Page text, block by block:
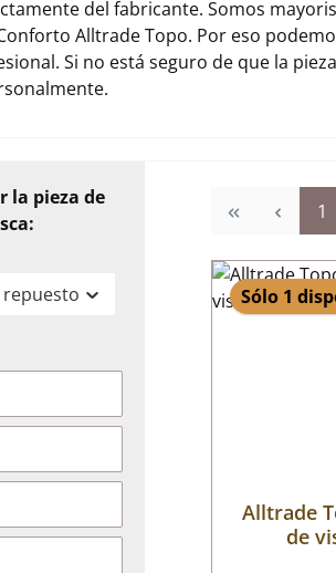
del fabricante. Somos
Alltrade Topo. Por eso
Si no está seguro de que la
la pieza de
1
Sólo 1
Alltrade
de